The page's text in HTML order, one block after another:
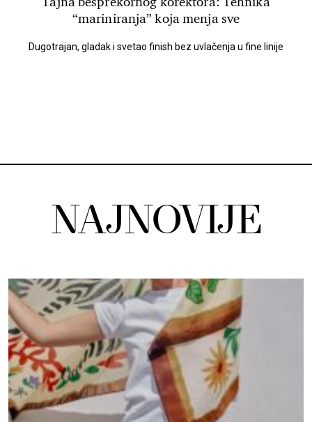
“mariniranja” koja menja sve
Dugotrajan, gladak i svetao finish bez uvlačenja u fine linije
NAJNOVIJE